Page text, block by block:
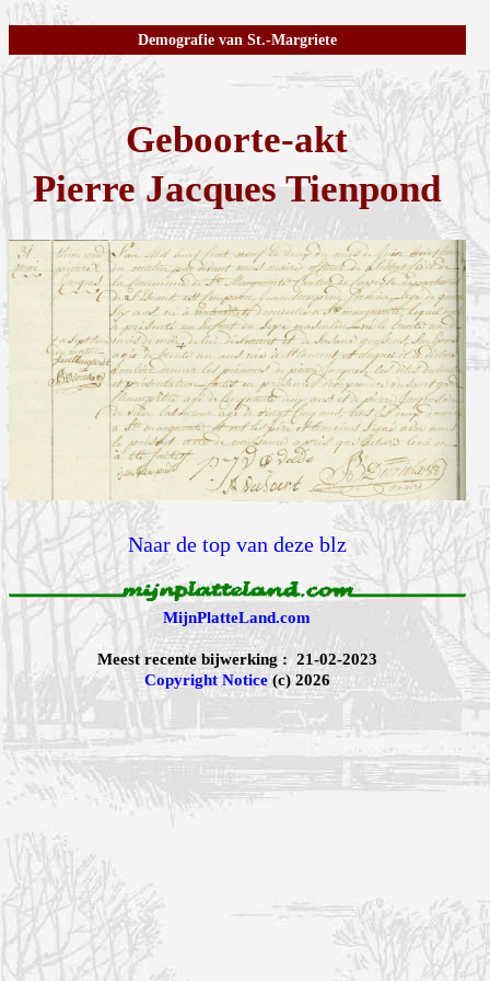
Demografie van St.-Margriete
Geboorte-akt
Pierre Jacques Tienpond
Naar de top van deze blz
MijnPlatteLand.com
Meest recente bijwerking : 21-02-2023
Copyright Notice(c) 2026